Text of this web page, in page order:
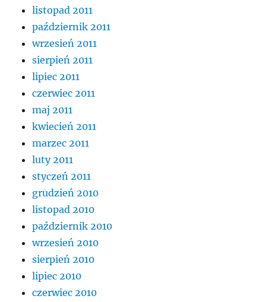
listopad 2011
październik 2011
wrzesień 2011
sierpień 2011
lipiec 2011
czerwiec 2011
maj 2011
kwiecień 2011
marzec 2011
luty 2011
styczeń 2011
grudzień 2010
listopad 2010
październik 2010
wrzesień 2010
sierpień 2010
lipiec 2010
czerwiec 2010